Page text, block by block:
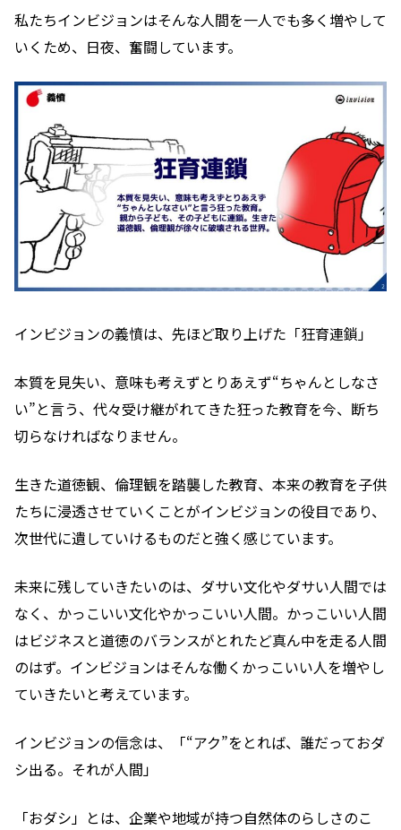
私たちインビジョンはそんな人間を一人でも多く増やして
いくため、日夜、奮闘しています。
インビジョンの義憤は、先ほど取り上げた「狂育連鎖」
本質を見失い、意味も考えずとりあえず“ちゃんとしなさ
い”と言う、代々受け継がれてきた狂った教育を今、断ち
切らなければなりません。
生きた道徳観、倫理観を踏襲した教育、本来の教育を子供
たちに浸透させていくことがインビジョンの役目であり、
次世代に遺していけるものだと強く感じています。
未来に残していきたいのは、ダサい文化やダサい人間では
なく、かっこいい文化やかっこいい人間。かっこいい人間
はビジネスと道徳のバランスがとれたど真ん中を走る人間
のはず。インビジョンはそんな働くかっこいい人を増やし
ていきたいと考えています。
インビジョンの信念は、「“アク”をとれば、誰だっておダ
シ出る。それが人間」
「おダシ」とは、企業や地域が持つ自然体のらしさのこ